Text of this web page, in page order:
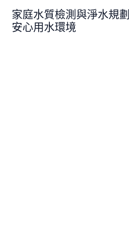
家庭水質檢測與淨水規
安心用水環境